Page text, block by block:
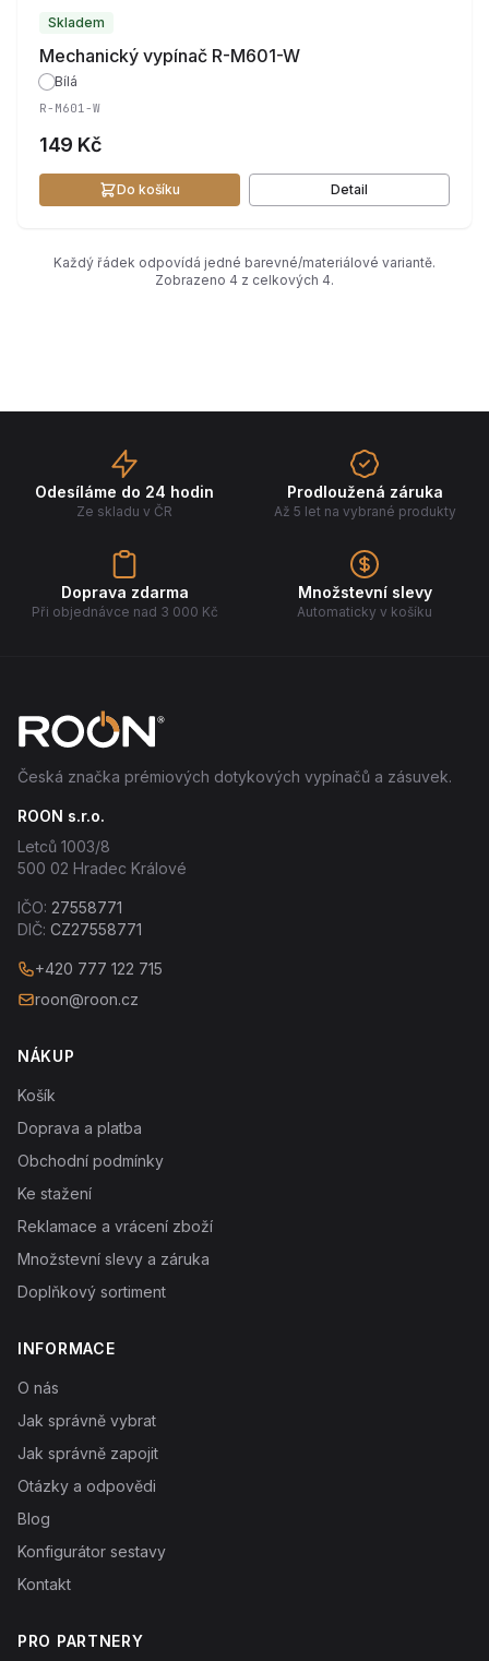
Skladem
Mechanický vypínač R-M601-W
Bílá
R-M601-W
149 Kč
Do košíku Detail
Každý řádek odpovídá jedné barevné/materiálové variantě.
Zobrazeno 4 z celkových 4.
Odesíláme do 24 hodin
Ze skladu v ČR
Prodloužená záruka
Až 5 let na vybrané produkty
Doprava zdarma
Při objednávce nad 3 000 Kč
Množstevní slevy
Automaticky v košíku
Česká značka prémiových dotykových vypínačů a zásuvek.
ROON s.r.o.
Letců 1003/8
500 02 Hradec Králové
IČO: 27558771
DIČ: CZ27558771
+420 777 122 715
roon@roon.cz
NÁKUP
Košík
Doprava a platba
Obchodní podmínky
Ke stažení
Reklamace a vrácení zboží
Množstevní slevy a záruka
Doplňkový sortiment
INFORMACE
O nás
Jak správně vybrat
Jak správně zapojit
Otázky a odpovědi
Blog
Konfigurátor sestavy
Kontakt
PRO PARTNERY